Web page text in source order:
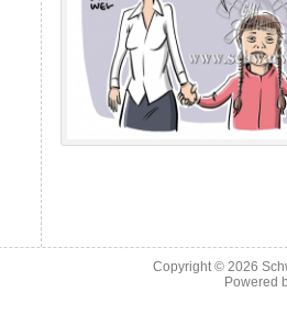
Copyright © 2026
Powered